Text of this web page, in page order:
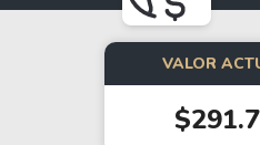
Temas del
Stocks
VALOR